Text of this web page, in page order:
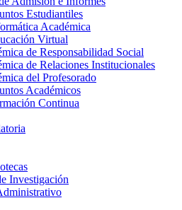
Estudiantiles
Académica
Virtual
de Responsabilidad Social
de Relaciones Institucionales
del Profesorado
Académicos
Continua
Investigación